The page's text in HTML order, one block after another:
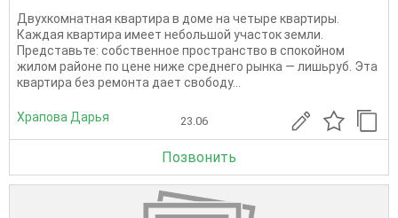
Двухкомнатная квартира в доме на четыре квартиры.
Каждая квартира имеет небольшой участок земли.
Представьте: собственное пространство в спокойном
жилом районе по цене ниже среднего рынка — лишьруб. Эта
квартира без ремонта дает свободу...
Храпова Дарья 23.06
Позвонить